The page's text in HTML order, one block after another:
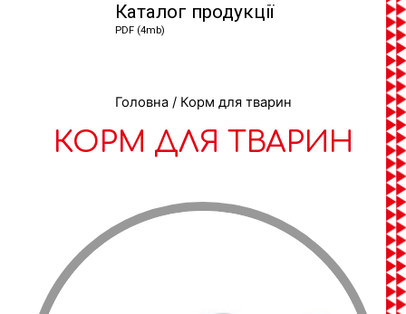
Каталог продукції
PDF (4mb)
Головна/ Корм для тварин
КОРМ ДЛЯ ТВАРИН